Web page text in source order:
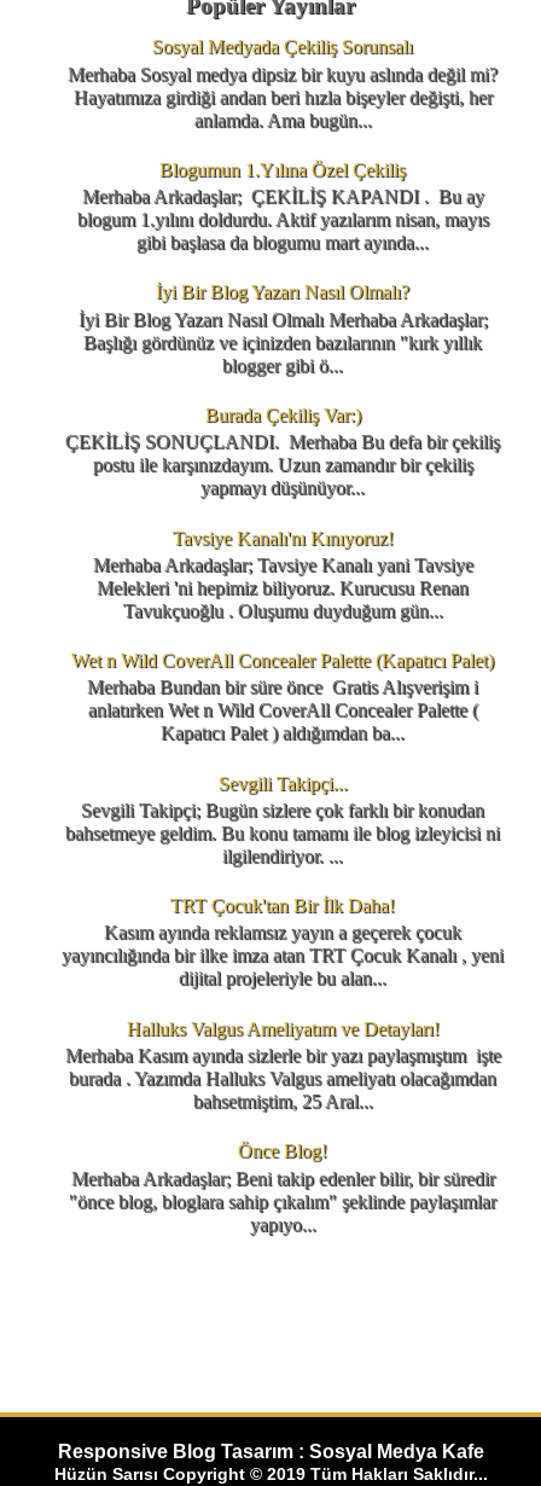
Popüler Yayınlar
Sosyal Medyada Çekiliş Sorunsalı
Merhaba Sosyal medya dipsiz bir kuyu aslında değil mi?
Hayatımıza girdiği andan beri hızla bişeyler değişti, her
anlamda. Ama bugün...
Blogumun 1.Yılına Özel Çekiliş
Merhaba Arkadaşlar; ÇEKİLİŞ KAPANDI . Bu ay
blogum 1.yılını doldurdu. Aktif yazılarım nisan, mayıs
gibi başlasa da blogumu mart ayında...
İyi Bir Blog Yazarı Nasıl Olmalı?
İyi Bir Blog Yazarı Nasıl Olmalı Merhaba Arkadaşlar;
Başlığı gördünüz ve içinizden bazılarının "kırk yıllık
blogger gibi ö...
Burada Çekiliş Var:)
ÇEKİLİŞ SONUÇLANDI. Merhaba Bu defa bir çekiliş
postu ile karşınızdayım. Uzun zamandır bir çekiliş
yapmayı düşünüyor...
Tavsiye Kanalı'nı Kınıyoruz!
Merhaba Arkadaşlar; Tavsiye Kanalı yani Tavsiye
Melekleri 'ni hepimiz biliyoruz. Kurucusu Renan
Tavukçuoğlu . Oluşumu duyduğum gün...
Wet n Wild CoverAll Concealer Palette (Kapatıcı Palet)
Merhaba Bundan bir süre önce Gratis Alışverişim i
anlatırken Wet n Wild CoverAll Concealer Palette (
Kapatıcı Palet ) aldığımdan ba...
Sevgili Takipçi...
Sevgili Takipçi; Bugün sizlere çok farklı bir konudan
bahsetmeye geldim. Bu konu tamamı ile blog izleyicisi ni
ilgilendiriyor. ...
TRT Çocuk'tan Bir İlk Daha!
Kasım ayında reklamsız yayın a geçerek çocuk
yayıncılığında bir ilke imza atan TRT Çocuk Kanalı , yeni
dijital projeleriyle bu alan...
Halluks Valgus Ameliyatım ve Detayları!
Merhaba Kasım ayında sizlerle bir yazı paylaşmıştım işte
burada . Yazımda Halluks Valgus ameliyatı olacağımdan
bahsetmiştim, 25 Aral...
Önce Blog!
Merhaba Arkadaşlar; Beni takip edenler bilir, bir süredir
"önce blog, bloglara sahip çıkalım" şeklinde paylaşımlar
yapıyo...
Responsive Blog Tasarım : Sosyal Medya Kafe
Hüzün Sarısı Copyright © 2019 Tüm Hakları Saklıdır...